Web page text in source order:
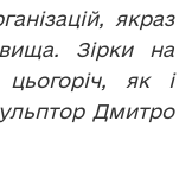
якраз
Зірки на
як і
Дмитро